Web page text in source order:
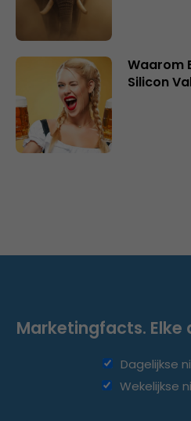
Waarom
Silicon
Marketingfacts. Elke
Dagelijkse
Wekelijkse